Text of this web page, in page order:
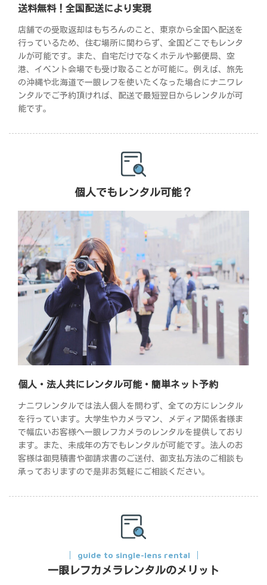
送料無料！全国配送により実現
店舗での受取返却はもちろんのこと、東京から全国へ配送を
行っているため、住む場所に関わらず、全国どこでもレンタ
ルが可能です。また、自宅だけでなくホテルや郵便局、空
港、イベント会場でも受け取ることが可能に。例えば、旅先
の沖縄や北海道で一眼レフを使いたくなった場合にナニワレ
ンタルでご予約頂ければ、配送で最短翌日からレンタルが可
能です。
個人でもレンタル可能？
個人・法人共にレンタル可能・簡単ネット予約
ナニワレンタルでは法人個人を問わず、全ての方にレンタル
を行っています。大学生やカメラマン、メディア関係者様ま
で幅広いお客様へ一眼レフカメラのレンタルを提供しており
ます。また、未成年の方でもレンタルが可能です。法人のお
客様は御見積書や御請求書のご送付、御支払方法のご相談も
承っておりますので是非お気軽にご相談ください。
guide to single-lens rental
一眼レフカメラレンタルのメリット